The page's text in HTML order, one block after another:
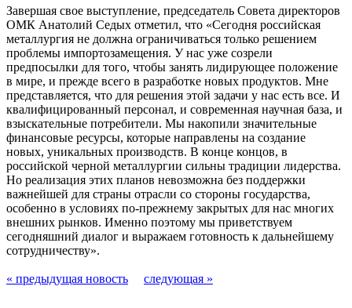
Завершая свое выступление, председатель Совета директоров
ОМК Анатолий Седых отметил, что «Сегодня российская
металлургия не должна ограничиваться только решением
проблемы импортозамещения. У нас уже созрели
предпосылки для того, чтобы занять лидирующее положение
в мире, и прежде всего в разработке новых продуктов. Мне
представляется, что для решения этой задачи у нас есть все. И
квалифицированный персонал, и современная научная база, и
взыскательные потребители. Мы накопили значительные
финансовые ресурсы, которые направлены на создание
новых, уникальных производств. В конце концов, в
российской черной металлургии сильны традиции лидерства.
Но реализация этих планов невозможна без поддержки
важнейшей для страны отрасли со стороны государства,
особенно в условиях по-прежнему закрытых для нас многих
внешних рынков. Именно поэтому мы приветствуем
сегодняшний диалог и выражаем готовность к дальнейшему
сотрудничеству».
« предыдущая новость следующая »